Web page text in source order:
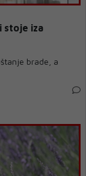
stoje iza
brade, a